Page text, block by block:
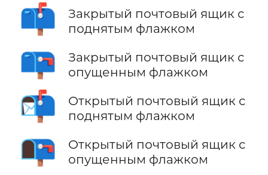
📫
Закрытый почтовый ящик с
поднятым флажком
📪
Закрытый почтовый ящик с
опущенным флажком
📬
Открытый почтовый ящик с
поднятым флажком
📭
Открытый почтовый ящик с
опущенным флажком